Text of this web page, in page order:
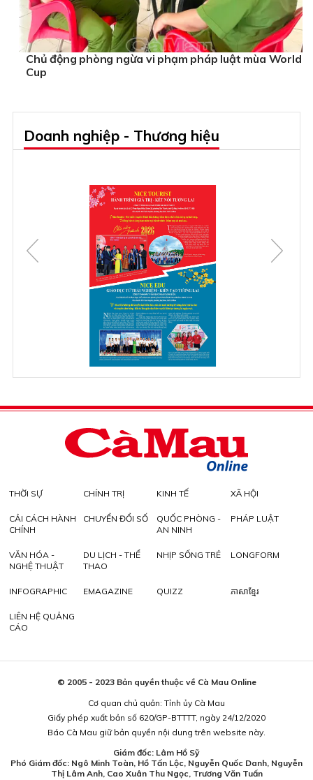
Chủ động phòng ngừa vi phạm pháp luật mùa World
Cup
Doanh nghiệp - Thương hiệu
THỜI SỰ CHÍNH TRỊ KINH TẾ XÃ HỘI
CẢI CÁCH HÀNH
CHÍNH
CHUYỂN ĐỔI SỐ
QUỐC PHÒNG -
AN NINH
PHÁP LUẬT
VĂN HÓA -
NGHỆ THUẬT
DU LỊCH - THỂ
THAO
NHỊP SỐNG TRẺ LONGFORM
INFOGRAPHIC EMAGAZINE QUIZZ ភាសាខ្មែរ
LIÊN HỆ QUẢNG
CÁO
© 2005 - 2023 Bản quyền thuộc về Cà Mau Online
Cơ quan chủ quản: Tỉnh ủy Cà Mau
Giấy phép xuất bản số 620/GP-BTTTT, ngày 24/12/2020
Báo Cà Mau giữ bản quyền nội dung trên website này.
Giám đốc: Lâm Hồ Sỹ
Phó Giám đốc: Ngô Minh Toàn, Hồ Tấn Lộc, Nguyễn Quốc Danh, Nguyễn
Thị Lâm Anh, Cao Xuân Thu Ngọc, Trương Văn Tuấn